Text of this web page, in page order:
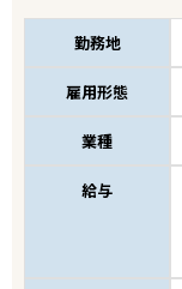
勤務地
雇用形態
業種
給与